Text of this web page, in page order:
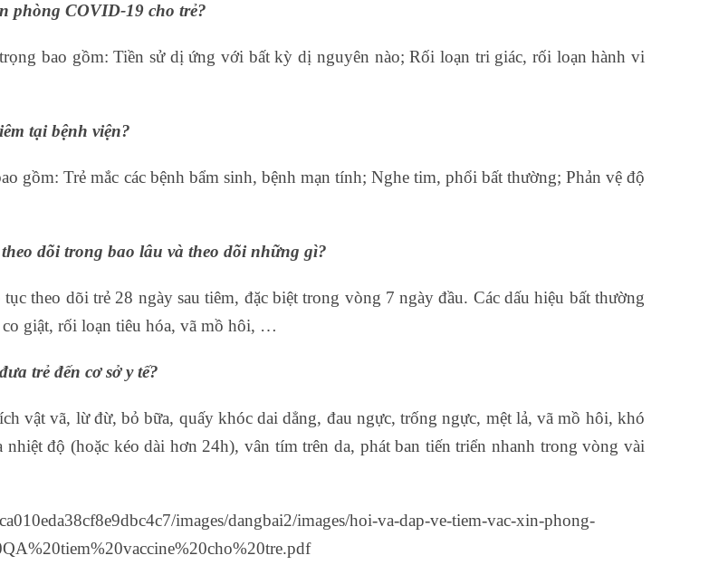
phòng COVID-19 cho trẻ?
bao gồm: Tiền sử dị ứng với bất kỳ dị nguyên nào; Rối loạn tri giác, rối loạn hành vi
tại bệnh viện?
gồm: Trẻ mắc các bệnh bẩm sinh, bệnh mạn tính; Nghe tim, phổi bất thường; Phản vệ độ
dõi trong bao lâu và theo dõi những gì?
theo dõi trẻ 28 ngày sau tiêm, đặc biệt trong vòng 7 ngày đầu. Các dấu hiệu bất thường
giật, rối loạn tiêu hóa, vã mồ hôi, …
trẻ đến cơ sở y tế?
vật vã, lừ đừ, bỏ bữa, quấy khóc dai dẳng, đau ngực, trống ngực, mệt lả, vã mồ hôi, khó
độ (hoặc kéo dài hơn 24h), vân tím trên da, phát ban tiến triển nhanh trong vòng vài
images/dangbai2/images/hoi-va-dap-ve-tiem-vac-xin-phong-